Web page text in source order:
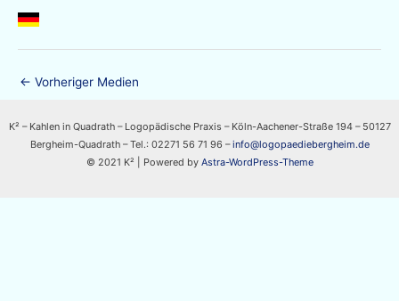
← Vorheriger Medien
K² – Kahlen in Quadrath – Logopädische Praxis – Köln-Aachener-Straße 194 – 50127
Bergheim-Quadrath – Tel.: 02271 56 71 96 –info@logopaediebergheim.de
© 2021 K² | Powered by Astra-WordPress-Theme